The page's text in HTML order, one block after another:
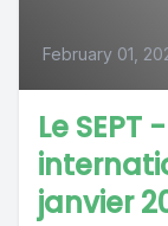
February 01,
Le
janvier